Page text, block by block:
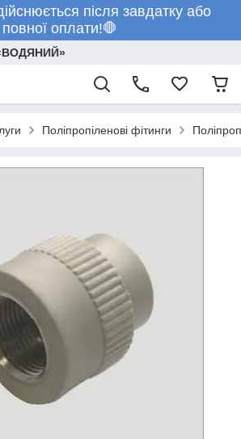
після завдатку або
повної оплати!🛑
«ВОДЯНИЙ»
Поліпропіленові фітинги